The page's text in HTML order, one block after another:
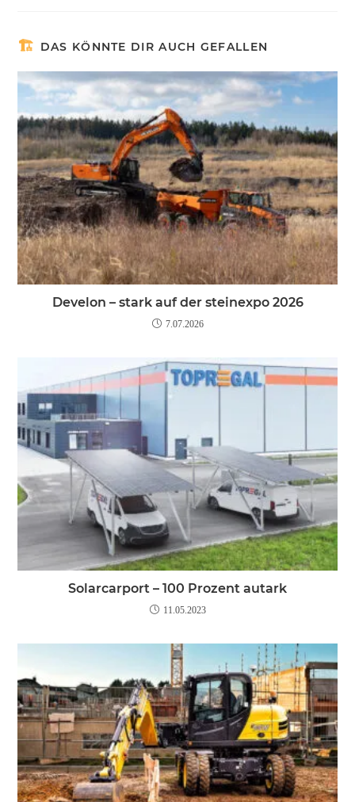
DAS KÖNNTE DIR AUCH GEFALLEN
Develon – stark auf der steinexpo 2026
7.07.2026
Solarcarport – 100 Prozent autark
11.05.2023